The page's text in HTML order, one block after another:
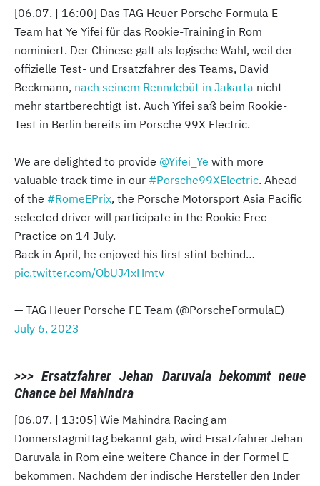
[06.07. | 16:00] Das TAG Heuer Porsche Formula E
Team hat Ye Yifei für das Rookie-Training in Rom
nominiert. Der Chinese galt als logische Wahl, weil der
offizielle Test- und Ersatzfahrer des Teams, David
Beckmann, nach seinem Renndebüt in Jakarta nicht
mehr startberechtigt ist. Auch Yifei saß beim Rookie-
Test in Berlin bereits im Porsche 99X Electric.
We are delighted to provide @Yifei_Ye with more
valuable track time in our #Porsche99XElectric. Ahead
of the #RomeEPrix, the Porsche Motorsport Asia Pacific
selected driver will participate in the Rookie Free
Practice on 14 July.
Back in April, he enjoyed his first stint behind…
pic.twitter.com/ObUJ4xHmtv
— TAG Heuer Porsche FE Team (@PorscheFormulaE)
July 6, 2023
>>> Ersatzfahrer Jehan Daruvala bekommt neue
Chance bei Mahindra
[06.07. | 13:05] Wie Mahindra Racing am
Donnerstagmittag bekannt gab, wird Ersatzfahrer Jehan
Daruvala in Rom eine weitere Chance in der Formel E
bekommen. Nachdem der indische Hersteller den Inder